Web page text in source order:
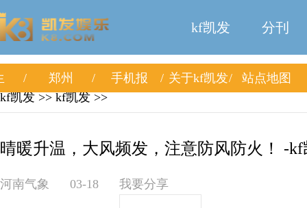
kf凯发 分刊
郑州 手机报 关于kf凯发
站点地图
kf凯发 >> kf凯发 >>
晴暖升温，大风频发，注意防风防火！ -kf
河南气象 03-18 我要分享